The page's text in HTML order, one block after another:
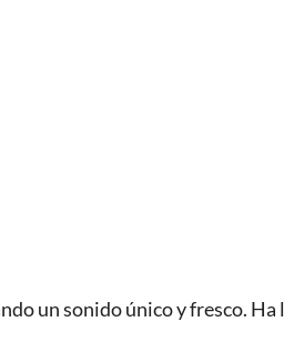
un sonido único y fresco. Ha